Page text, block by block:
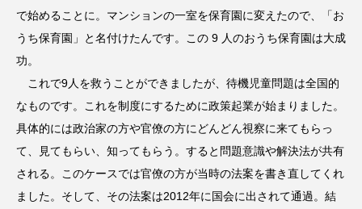
で始めることに。マンションの一室を保育園に変えたので、「お
うち保育園」と名付けたんです。この 9 人のおうち保育園は大成
功。
これで9人を救うことができましたが、待機児童問題は全国的
なものです。これを制度にするために政策起業が始まりました。
具体的には政治家の方や官僚の方にどんどん視察に来てもらっ
て、見てもらい、知ってもらう。すると問題意識や解決法が共有
される。このケースでは官僚の方が当時の法案を書き直してくれ
ました。そして、その法案は2012年に国会に出されて通過。結